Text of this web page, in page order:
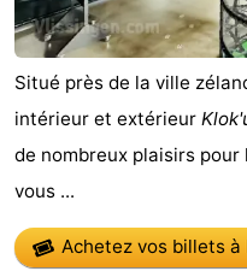
Situé près de la ville
intérieur et extérieur
de nombreux plaisirs
vous ...
Achetez vos billets